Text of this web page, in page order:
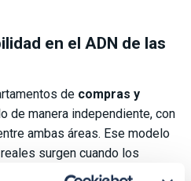
en el ADN de las
de compras y
de manera independiente, con
ambas áreas. Ese modelo
surgen cuando los
directamente en los